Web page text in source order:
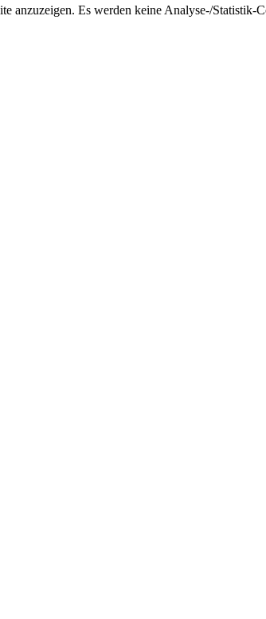
anzuzeigen. Es werden keine Analyse-/